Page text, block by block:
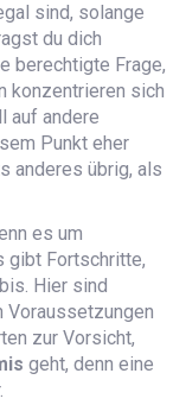
sind, solange
du dich
berechtigte Frage,
konzentrieren sich
auf andere
Punkt eher
anderes übrig, als
es um
gibt Fortschritte,
Hier sind
Voraussetzungen
zur Vorsicht,
geht, denn eine